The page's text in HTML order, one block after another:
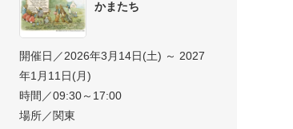
かまたち
開催日／2026年3月14日(土) ～ 2027
年1月11日(月)
時間／09:30～17:00
場所／関東